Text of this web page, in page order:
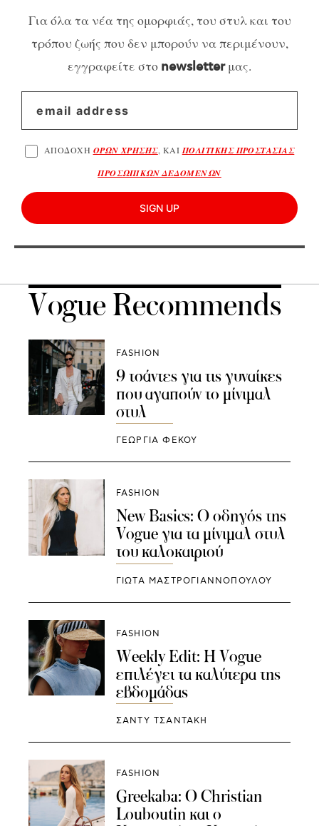
Για όλα τα νέα της ομορφιάς, του στυλ και του
τρόπου ζωής που δεν μπορούν να περιμένουν,
εγγραφείτε στο newsletterμας.
ΑΠΟΔΟΧΗ ΟΡΩΝ ΧΡΗΣΗΣ, ΚΑΙ ΠΟΛΙΤΙΚΗΣ ΠΡΟΣΤΑΣΙΑΣ
ΠΡΟΣΩΠΙΚΩΝ ΔΕΔΟΜΕΝΩΝ
SIGN UP
Vogue Recommends
FASHION
9 τσάντες για τις γυναίκες
που αγαπούν το μίνιμαλ
στυλ
ΓΕΩΡΓΙΑ ΦΕΚΟΥ
FASHION
New Basics: Ο οδηγός της
Vogue για τα μίνιμαλ στυλ
του καλοκαιριού
ΓΙΩΤΑ ΜΑΣΤΡΟΓΙΑΝΝΟΠΟΥΛΟΥ
FASHION
Weekly Edit: H Vogue
επιλέγει τα καλύτερα της
εβδομάδας
ΣΑΝΤΥ ΤΣΑΝΤΑΚΗ
FASHION
Greekaba: Ο Christian
Louboutin και ο